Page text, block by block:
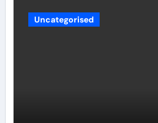
Uncategorised